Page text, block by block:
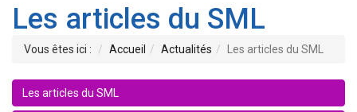
Les articles du SML
Vous êtes ici : Accueil Actualités Les articles du SML
Les articles du SML